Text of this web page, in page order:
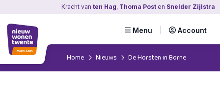
Kracht van ten Hag, Thoma Post en Snelder Zijlstra
Menu Account
Home Nieuws De Horsten in Borne